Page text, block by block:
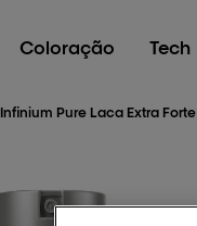
Coloração Tech
Infinium Pure Laca Extra Forte